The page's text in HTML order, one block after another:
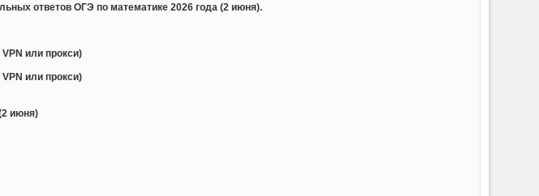
ответов ОГЭ по математике 2026 года (2 июня).
или прокси)
или прокси)
июня)